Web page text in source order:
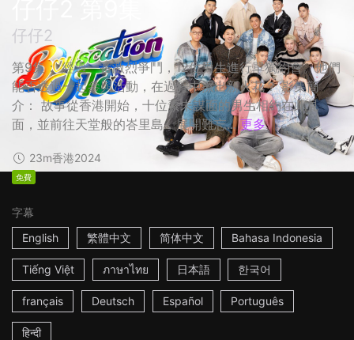
仔仔2
第9集： 經過一番激烈爭鬥，12位男生進行單獨約會。他們
能否透過一起參與活動，在過程中擦出新火花？ 影集簡
介： 故事從香港開始，十位素未謀面的男生相約在此見
面，並前往天堂般的峇里島，展開難忘... 更多
23m香港2024
免費
字幕
English
繁體中文 简体中文 Bahasa Indonesia
Tiếng Việt ภาษาไทย 日本語 한국어
français Deutsch Español Português
हिन्दी